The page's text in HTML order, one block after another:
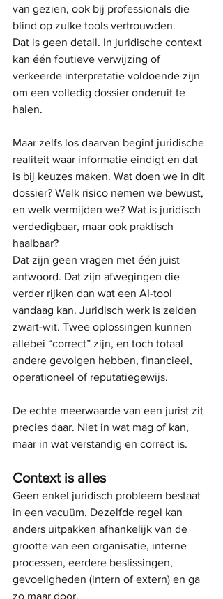
van gezien, ook bij professionals die
blind op zulke tools vertrouwden.
Dat is geen detail. In juridische context
kan één foutieve verwijzing of
verkeerde interpretatie voldoende zijn
om een volledig dossier onderuit te
halen.
Maar zelfs los daarvan begint juridische
realiteit waar informatie eindigt en dat
is bij keuzes maken. Wat doen we in dit
dossier? Welk risico nemen we bewust,
en welk vermijden we? Wat is juridisch
verdedigbaar, maar ook praktisch
haalbaar?
Dat zijn geen vragen met één juist
antwoord. Dat zijn afwegingen die
verder rijken dan wat een AI-tool
vandaag kan. Juridisch werk is zelden
zwart-wit. Twee oplossingen kunnen
allebei “correct” zijn, en toch totaal
andere gevolgen hebben, financieel,
operationeel of reputatiegewijs.
De echte meerwaarde van een jurist zit
precies daar. Niet in wat mag of kan,
maar in wat verstandig en correct is.
Context is alles
Geen enkel juridisch probleem bestaat
in een vacuüm. Dezelfde regel kan
anders uitpakken afhankelijk van de
grootte van een organisatie, interne
processen, eerdere beslissingen,
gevoeligheden (intern of extern) en ga
zo maar door.